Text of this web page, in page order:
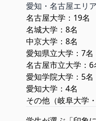
愛知・名古屋エリ
名古屋大学：19名
名城大学：8名
中京大学：8名
愛知県立大学：7名
名古屋市立大学：6
愛知学院大学：5名
愛知大学：4名
その他（岐阜大学